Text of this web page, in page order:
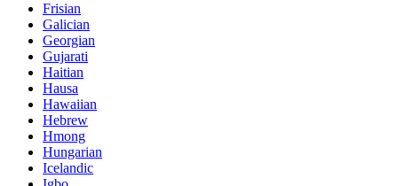
Frisian
Galician
Georgian
Gujarati
Haitian
Hausa
Hawaiian
Hebrew
Hmong
Hungarian
Icelandic